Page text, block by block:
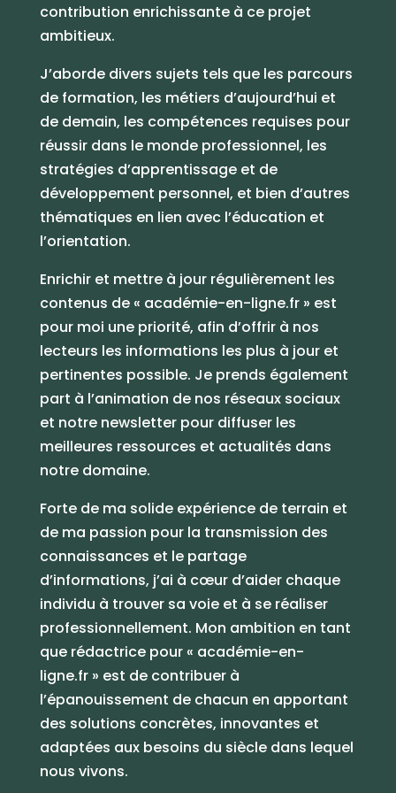
contribution enrichissante à ce projet
ambitieux.
J’aborde divers sujets tels que les parcours
de formation, les métiers d’aujourd’hui et
de demain, les compétences requises pour
réussir dans le monde professionnel, les
stratégies d’apprentissage et de
développement personnel, et bien d’autres
thématiques en lien avec l’éducation et
l’orientation.
Enrichir et mettre à jour régulièrement les
contenus de « académie-en-ligne.fr » est
pour moi une priorité, afin d’offrir à nos
lecteurs les informations les plus à jour et
pertinentes possible. Je prends également
part à l’animation de nos réseaux sociaux
et notre newsletter pour diffuser les
meilleures ressources et actualités dans
notre domaine.
Forte de ma solide expérience de terrain et
de ma passion pour la transmission des
connaissances et le partage
d’informations, j’ai à cœur d’aider chaque
individu à trouver sa voie et à se réaliser
professionnellement. Mon ambition en tant
que rédactrice pour « académie-en-
ligne.fr » est de contribuer à
l’épanouissement de chacun en apportant
des solutions concrètes, innovantes et
adaptées aux besoins du siècle dans lequel
nous vivons.